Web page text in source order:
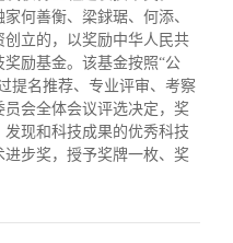
》
何善衡、梁銶琚、何添、
创立的，以奖励中华人民共
励基金。该基金按照“公
提名推荐、专业评审、考察
会全体会议评选决定，奖
现和科技成果的优秀科技
步奖，授予奖牌一枚、奖